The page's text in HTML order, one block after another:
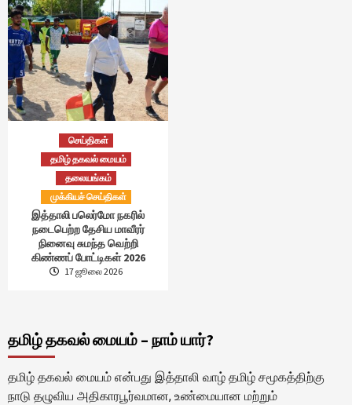
செய்திகள்
தமிழ் தகவல் மையம்
தலையங்கம்
முக்கியச் செய்திகள்
இத்தாலி பலெர்மோ நகரில்
நடைபெற்ற தேசிய மாவீரர்
நினைவு சுமந்த வெற்றி
கிண்ணப் போட்டிகள் 2026
17 ஜூலை 2026
தமிழ் தகவல் மையம் – நாம் யார்?
தமிழ் தகவல் மையம் என்பது இத்தாலி வாழ் தமிழ் சமூகத்திற்கு
நாடு தழுவிய அதிகாரபூர்வமான, உண்மையான மற்றும்